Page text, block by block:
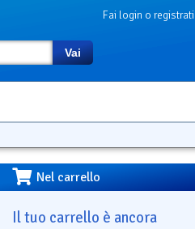
Fai login o registrati
Vai
Nel carrello
Il tuo carrello è ancora